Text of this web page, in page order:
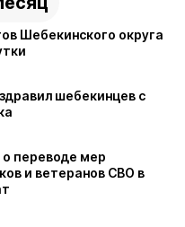
Шебекинского округа
шебекинцев с
переводе мер
и ветеранов СВО в